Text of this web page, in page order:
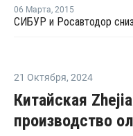
06 Марта, 2015
21 Октября, 2024
Китайская
производство